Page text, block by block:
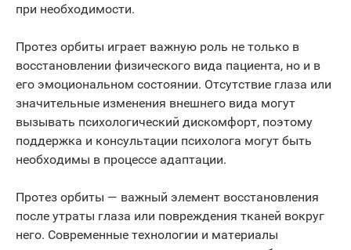
при необходимости.
Протез орбиты играет важную роль не только в
восстановлении физического вида пациента, но и в
его эмоциональном состоянии. Отсутствие глаза или
значительные изменения внешнего вида могут
вызывать психологический дискомфорт, поэтому
поддержка и консультации психолога могут быть
необходимы в процессе адаптации.
Протез орбиты — важный элемент восстановления
после утраты глаза или повреждения тканей вокруг
него. Современные технологии и материалы